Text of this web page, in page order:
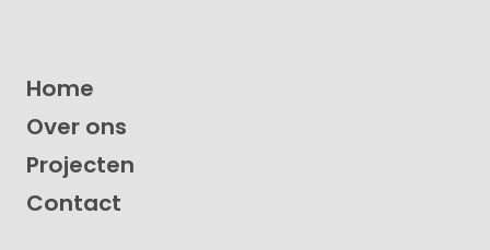
Home
Over ons
Projecten
Contact